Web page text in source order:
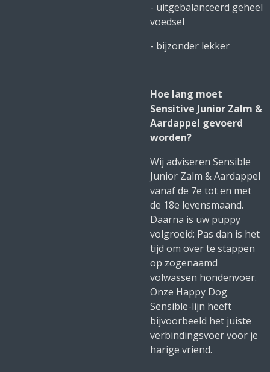
- uitgebalanceerd geheel
voedsel
- bijzonder lekker
Hoe lang moet
Sensitive Junior Zalm &
Aardappel gevoerd
worden?
Wij adviseren Sensible
Junior Zalm & Aardappel
vanaf de 7e tot en met
de 18e levensmaand.
Daarna is uw puppy
volgroeid: Pas dan is het
tijd om over te stappen
op zogenaamd
volwassen hondenvoer.
Onze Happy Dog
Sensible-lijn heeft
bijvoorbeeld het juiste
verbindingsvoer voor je
harige vriend.